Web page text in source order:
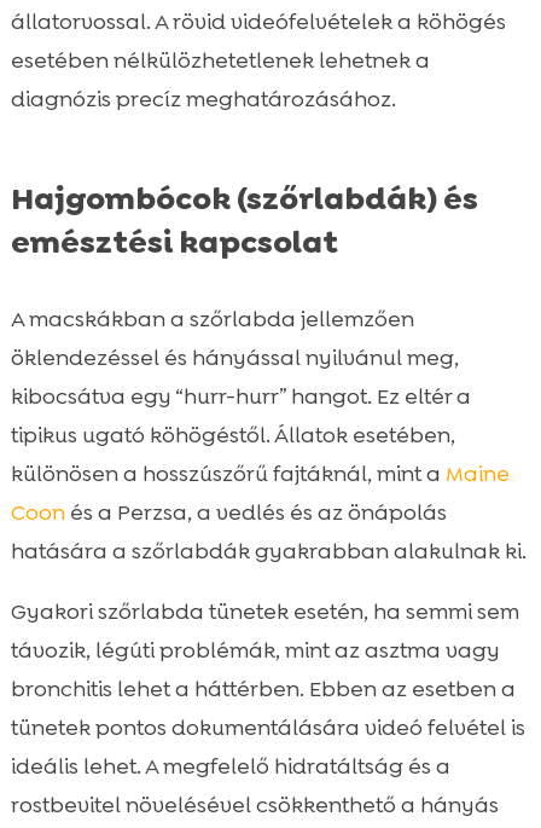
állatorvossal. A rövid videófelvételek a köhögés
esetében nélkülözhetetlenek lehetnek a
diagnózis precíz meghatározásához.
Hajgombócok (szőrlabdák) és
emésztési kapcsolat
A macskákban a szőrlabda jellemzően
öklendezéssel és hányással nyilvánul meg,
kibocsátva egy “hurr-hurr” hangot. Ez eltér a
tipikus ugató köhögéstől. Állatok esetében,
különösen a hosszúszőrű fajtáknál, mint a Maine
Coonés a Perzsa, a vedlés és az önápolás
hatására a szőrlabdák gyakrabban alakulnak ki.
Gyakori szőrlabda tünetek esetén, ha semmi sem
távozik, légúti problémák, mint az asztma vagy
bronchitis lehet a háttérben. Ebben az esetben a
tünetek pontos dokumentálására videó felvétel is
ideális lehet. A megfelelő hidratáltság és a
rostbevitel növelésével csökkenthető a hányás